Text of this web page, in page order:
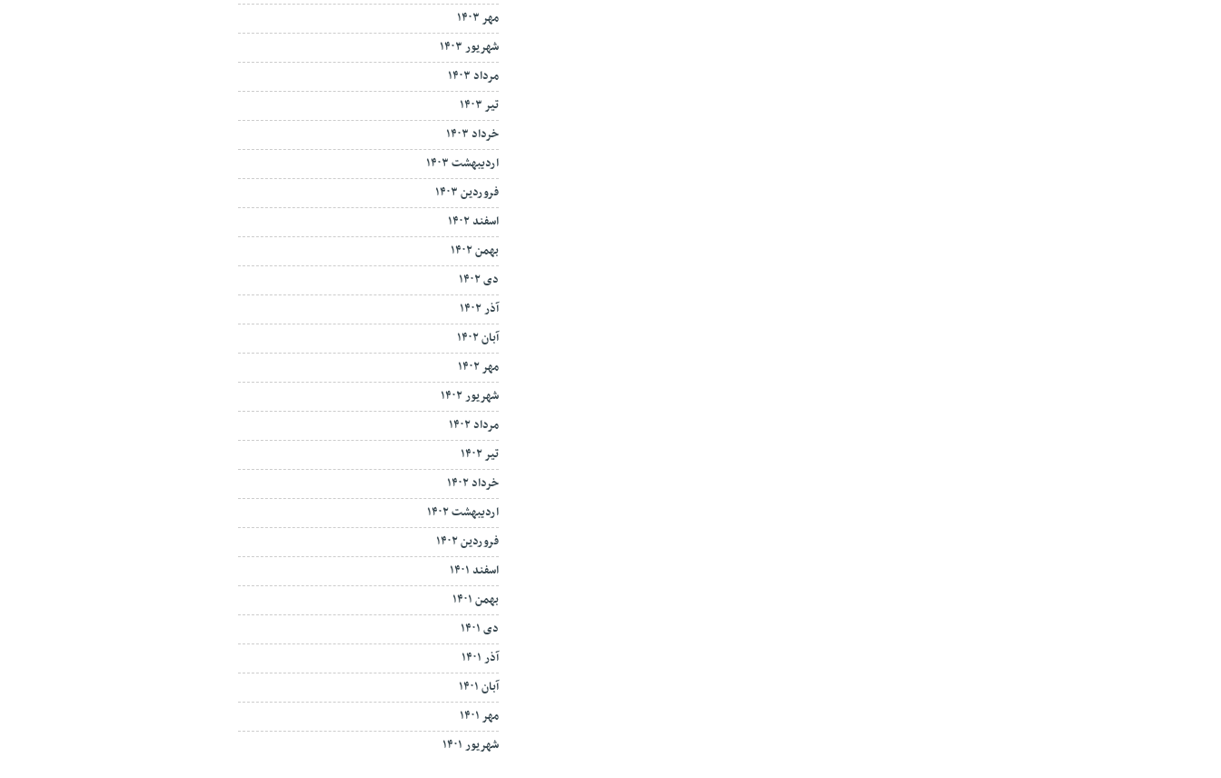
مهر ۱۴۰۳
شهریور ۱۴۰۳
مرداد ۱۴۰۳
تیر ۱۴۰۳
خرداد ۱۴۰۳
اردیبهشت ۱۴۰۳
فروردین ۱۴۰۳
اسفند ۱۴۰۲
بهمن ۱۴۰۲
دی ۱۴۰۲
آذر ۱۴۰۲
آبان ۱۴۰۲
مهر ۱۴۰۲
شهریور ۱۴۰۲
مرداد ۱۴۰۲
تیر ۱۴۰۲
خرداد ۱۴۰۲
اردیبهشت ۱۴۰۲
فروردین ۱۴۰۲
اسفند ۱۴۰۱
بهمن ۱۴۰۱
دی ۱۴۰۱
آذر ۱۴۰۱
آبان ۱۴۰۱
مهر ۱۴۰۱
شهریور ۱۴۰۱